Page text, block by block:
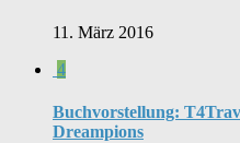
11. März 2016
4
Buchvorstellung:
Dreampions